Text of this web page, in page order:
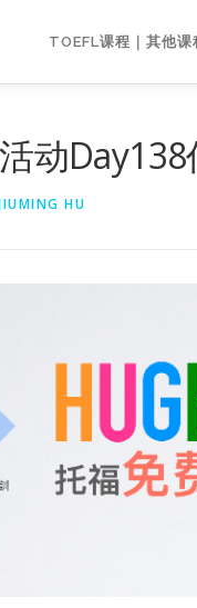
TOEFL课程｜其他课
动Day138
HU